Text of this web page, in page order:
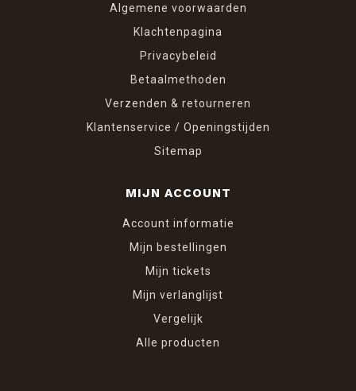
Algemene voorwaarden
Klachtenpagina
Privacybeleid
Betaalmethoden
Verzenden & retourneren
Klantenservice / Openingstijden
Sitemap
MIJN ACCOUNT
Account informatie
Mijn bestellingen
Mijn tickets
Mijn verlanglijst
Vergelijk
Alle producten